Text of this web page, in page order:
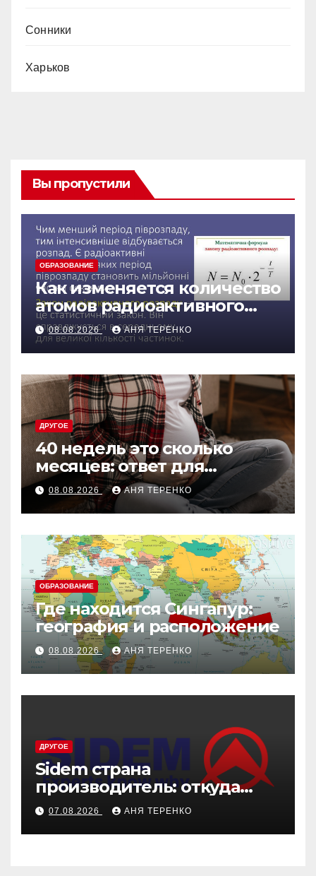
Сонники
Харьков
Вы пропустили
ОБРАЗОВАНИЕ
Как изменяется количество
атомов радиоактивного
препарата со временем
08.08.2026 АНЯ ТЕРЕНКО
ДРУГОЕ
40 недель это сколько
месяцев: ответ для
беременных и не только
08.08.2026 АНЯ ТЕРЕНКО
ОБРАЗОВАНИЕ
Где находится Сингапур:
география и расположение
08.08.2026 АНЯ ТЕРЕНКО
ДРУГОЕ
Sidem страна
производитель: откуда
родом эти детали
07.08.2026 АНЯ ТЕРЕНКО